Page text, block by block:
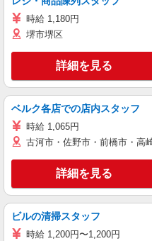
時給 1,180円
堺市堺区
詳細を見る
ベルク各店での店内スタッフ
時給 1,065円
古河市・佐野市・前橋市・高
詳細を見る
ビルの清掃スタッフ
時給 1,200円〜1,200円